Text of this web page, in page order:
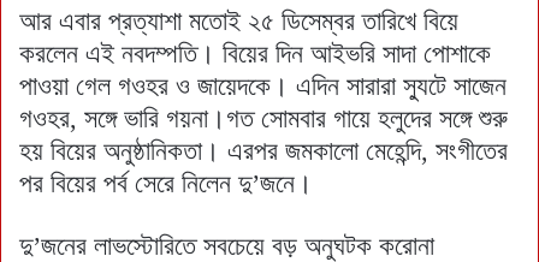
আর এবার প্রত্যাশা মতোই ২৫ ডিসেম্বর তারিখে বিয়ে
করলেন এই নবদম্পতি। বিয়ের দিন আইভরি সাদা পোশাকে
পাওয়া গেল গওহর ও জায়েদকে। এদিন সারারা স্যুটে সাজেন
গওহর, সঙ্গে ভারি গয়না।গত সোমবার গায়ে হলুদের সঙ্গে শুরু
হয় বিয়ের অনুষ্ঠানিকতা। এরপর জমকালো মেহেন্দি, সংগীতের
পর বিয়ের পর্ব সেরে নিলেন দু’জনে।
দু’জনের লাভস্টোরিতে সবচেয়ে বড় অনুঘটক করোনা